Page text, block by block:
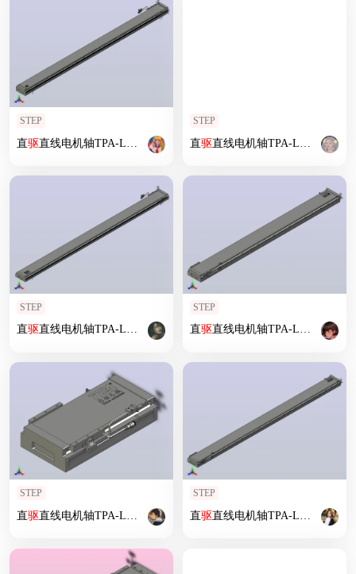
STEP
直驱直线电机轴TPA-LNP -140-20C 2-1-L1920-3-C-05-N3
STEP
直驱直线电机轴TPA-LNP -170-
STEP
直驱直线电机轴TPA-LNP -170-35C 2-1-L2280-3-C-05-N3
STEP
直驱直线电机轴TPA-LNP -200-
STEP
直驱直线电机轴TPA-LNP -200-55C 2-1-L180-3-C-05-N3
STEP
直驱直线电机轴TPA-LNP -200-